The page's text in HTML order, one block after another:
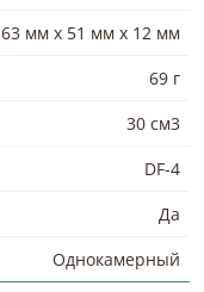
63 мм х 51 мм х 12 мм
69 г
30 см3
DF-4
Да
Однокамерный